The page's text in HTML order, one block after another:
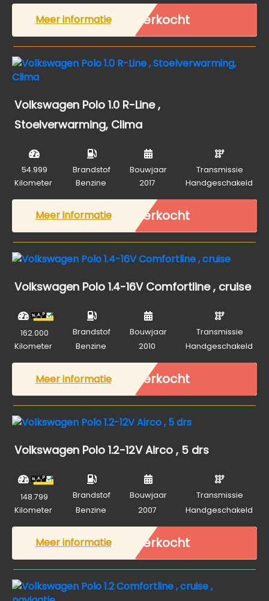
Meer informatie Verkocht
Volkswagen Polo 1.0 R-Line ,
Stoelverwarming, Clima
54.999
Kilometer
Brandstof
Benzine
Bouwjaar
2017
Transmissie
Handgeschakeld
Meer informatie Verkocht
Volkswagen Polo 1.4-16V Comfortline , cruise
162.000
Kilometer
Brandstof
Benzine
Bouwjaar
2010
Transmissie
Handgeschakeld
Meer informatie Verkocht
Volkswagen Polo 1.2-12V Airco , 5 drs
148.799
Kilometer
Brandstof
Benzine
Bouwjaar
2007
Transmissie
Handgeschakeld
Meer informatie Verkocht